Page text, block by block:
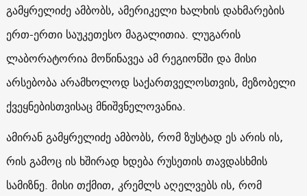
გამყრელიძე ამბობს, ამერიკელი ხალხის დახმარების
ერთ-ერთი საუკეთესო მაგალითია. ლუგარის
ლაბორატორია მოწინავეა ამ რეგიონში და მისი
არსებობა არამხოლოდ საქართველოსთვის, მეზობელი
ქვეყნებისთვისაც მნიშვნელოვანია.
ამირან გამყრელიძე ამბობს, რომ ზუსტად ეს არის ის,
რის გამოც ის ხშირად ხდება რუსეთის თავდასხმის
სამიზნე. მისი თქმით, კრემლს აღელვებს ის, რომ